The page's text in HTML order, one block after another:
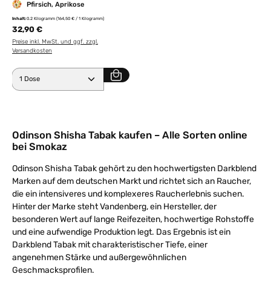
Pfirsich, Aprikose
Inhalt:0.2 Kilogramm (164,50 € / 1 Kilogramm)
32,90 €
Preise inkl. MwSt. und ggf. zzgl.
Versandkosten
Produkt Anzahl: Gib den gewünschten Wert ein
Odinson Shisha Tabak kaufen – Alle Sorten online
bei Smokaz
Odinson Shisha Tabak gehört zu den hochwertigsten Darkblend
Marken auf dem deutschen Markt und richtet sich an Raucher,
die ein intensiveres und komplexeres Raucherlebnis suchen.
Hinter der Marke steht Vandenberg, ein Hersteller, der
besonderen Wert auf lange Reifezeiten, hochwertige Rohstoffe
und eine aufwendige Produktion legt. Das Ergebnis ist ein
Darkblend Tabak mit charakteristischer Tiefe, einer
angenehmen Stärke und außergewöhnlichen
Geschmacksprofilen.